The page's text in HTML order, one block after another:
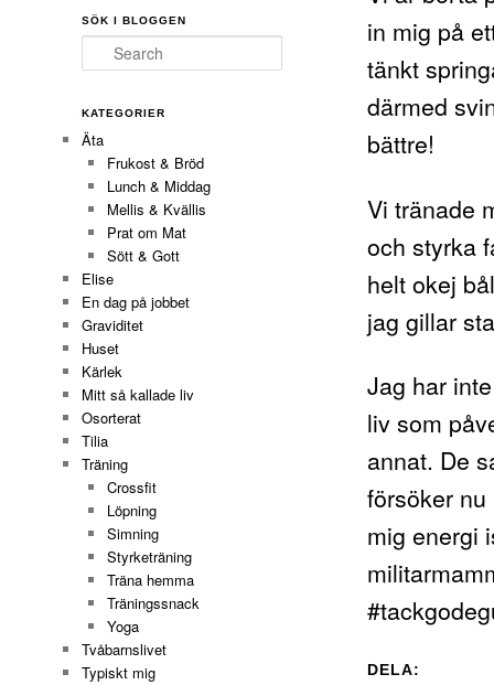
in mig på
tänkt
därmed
bättre!
Vi tränade
och styrka
helt okej
jag gillar
Jag har
liv som
annat. De
försöker
mig energi
DELA:
SÖK I BLOGGEN
Search
KATEGORIER
Äta
Frukost & Bröd
Lunch & Middag
Mellis & Kvällis
Prat om Mat
Sött & Gott
Elise
En dag på jobbet
Graviditet
Huset
Kärlek
Mitt så kallade liv
Osorterat
Tilia
Träning
Crossfit
Löpning
Simning
Styrketräning
Träna hemma
Träningssnack
Yoga
Tvåbarnslivet
Typiskt mig